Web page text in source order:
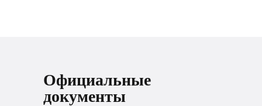
Официальные
документы